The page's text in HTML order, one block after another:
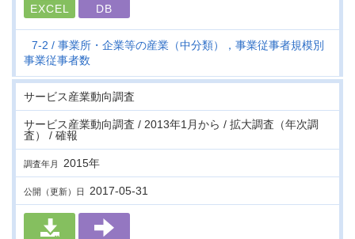
EXCEL DB
7-2
事業所・企業等の産業（中分類），事業従事者規模別
事業従事者数
サービス産業動向調査
サービス産業動向調査 / 2013年1月から / 拡大調査（年次調
査） / 確報
調査年月 2015年
公開（更新）日 2017-05-31